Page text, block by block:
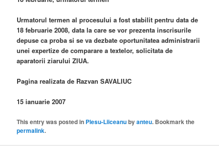
Urmatorul termen al procesului a fost stabilit pentru data de
18 februarie 2008, data la care se vor prezenta inscrisurile
depuse ca proba si se va dezbate oportunitatea administrarii
unei expertize de comparare a textelor, solicitata de
aparatorii ziarului ZIUA.
Pagina realizata de Razvan SAVALIUC
15 ianuarie 2007
This entry was posted in Plesu-Liiceanubyanteu. Bookmark the
permalink.